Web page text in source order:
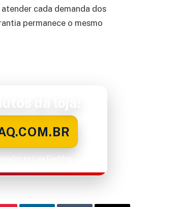
cada demanda dos
permanece o mesmo